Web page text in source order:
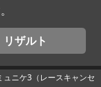
リザルト
ュニケ3（レースキャンセ